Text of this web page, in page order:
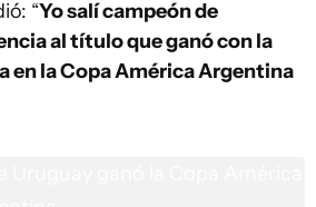
“Yo salí campeón de
al título que ganó con la
en la Copa América Argentina